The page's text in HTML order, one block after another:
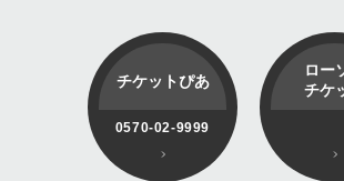
チケットぴあ
0570-02-9999
ロー
チケ